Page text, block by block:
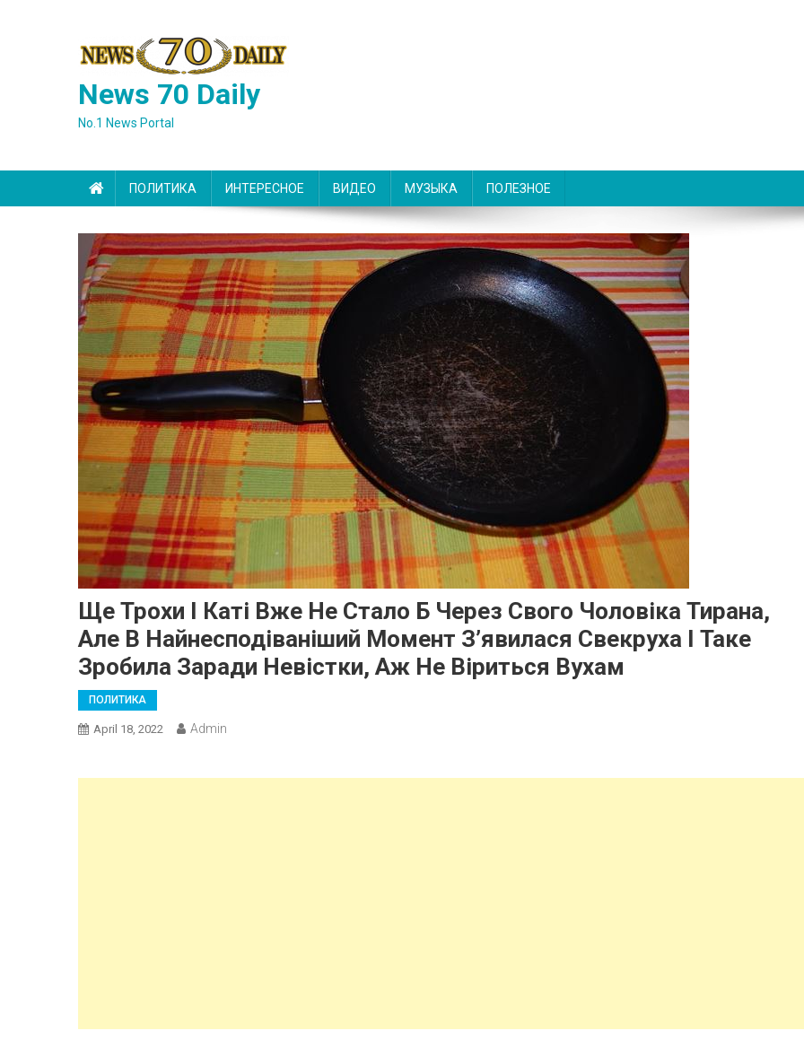
News 70 Daily
No.1 News Portal
ПОЛИТИКА ИНТЕРЕСНОЕ ВИДЕО МУЗЫКА ПОЛЕЗНОЕ
Ще Трохи І Каті Вже Не Стало Б Через Свого Чоловіка Тирана,
Але В Найнесподіваніший Момент З’явилася Свекруха І Таке
Зробила Заради Невістки, Аж Не Віриться Вухам
ПОЛИТИКА
April 18, 2022 Admin